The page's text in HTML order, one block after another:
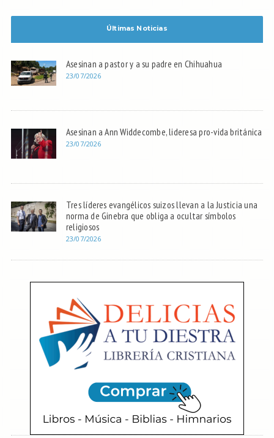
Últimas Noticias
Asesinan a pastor y a su padre en Chihuahua
23/07/2026
Asesinan a Ann Widdecombe, lideresa pro-vida británica
23/07/2026
Tres líderes evangélicos suizos llevan a la Justicia una
norma de Ginebra que obliga a ocultar símbolos
religiosos
23/07/2026